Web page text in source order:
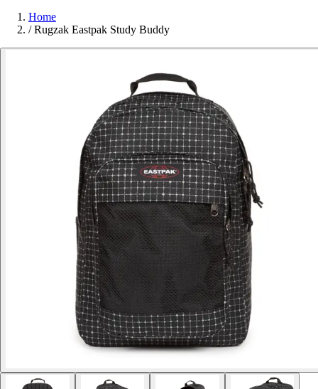
Home
/ Rugzak Eastpak Study Buddy